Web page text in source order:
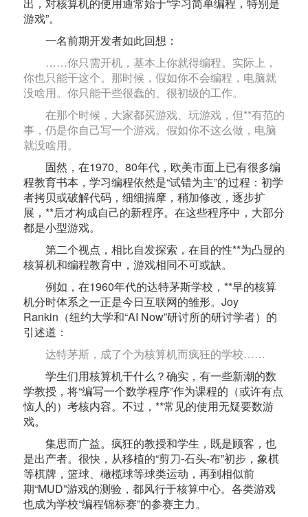
游戏”。
一名前期开发者如此回想：
……你只需开机，基本上你就得编程。实际上，
你也只能干这个。那时候，假如你不会编程，电脑就
没啥用。你只能干些很蠢的、很初级的工作。
在那个时候，大家都买游戏、玩游戏，但**有范的
事，仍是你自己写一个游戏。假如你不这么做，电脑
就没啥用。
固然，在1970、80年代，欧美市面上已有很多编
程教育书本，学习编程依然是“试错为主”的过程：初学
者拷贝或破解代码，细细揣摩，稍加修改，逐步扩
展，**后才构成自己的新程序。在这些程序中，大部分
都是小型游戏。
第二个视点，相比自发探索，在目的性**为凸显的
核算机和编程教育中，游戏相同不可或缺。
例如，在1960年代的达特茅斯学校，**早的核算
机分时体系之一正是今日互联网的雏形。Joy
Rankin（纽约大学和“AI Now”研讨所的研讨学者）的
引述道：
达特茅斯，成了个为核算机而疯狂的学校……
学生们用核算机干什么？确实，有一些新潮的数
学教授，将“编写一个数学程序”作为课程的（或许有点
恼人的）考核内容。不过，**常见的使用无疑要数游
戏。
集思而广益。疯狂的教授和学生，既是顾客，也
是出产者。很快，从移植的“剪刀-石头-布”初步，象棋
等棋牌，篮球、橄榄球等球类运动，再到相似前
期“MUD”游戏的测验，都风行于核算中心。各类游戏
也成为学校“编程锦标赛”的参赛主力。